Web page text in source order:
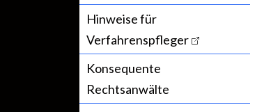
Hinweise für
Verfahrenspfleger
Konsequente
Rechtsanwälte